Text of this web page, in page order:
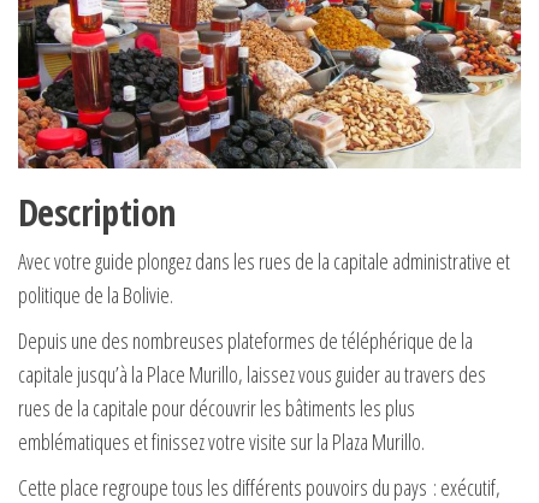
Description
Avec votre guide plongez dans les rues de la capitale administrative et
politique de la Bolivie.
Depuis une des nombreuses plateformes de téléphérique de la
capitale jusqu’à la Place Murillo, laissez vous guider au travers des
rues de la capitale pour découvrir les bâtiments les plus
emblématiques et finissez votre visite sur la Plaza Murillo.
Cette place regroupe tous les différents pouvoirs du pays : exécutif,